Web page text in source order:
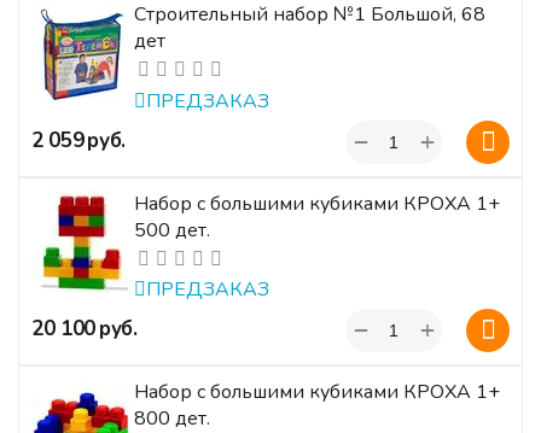
Строительный набор №1 Большой, 68
дет
ПРЕДЗАКАЗ
‍2 059‍руб. +
−
Набор с большими кубиками КРОХА 1+
500 дет.
ПРЕДЗАКАЗ
‍20 100‍руб. +
−
Набор с большими кубиками КРОХА 1+
800 дет.